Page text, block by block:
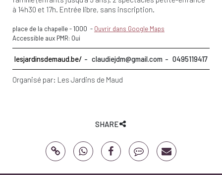
à 14h30 et 17h. Entrée libre, sans inscription.
place de la chapelle-1000 - Ouvrir dans Google Maps
Accessible aux PMR: Oui
lesjardinsdemaud.be/ claudiejdm@gmail.com 0495119417
Organisé par: Les Jardins de Maud
SHARE